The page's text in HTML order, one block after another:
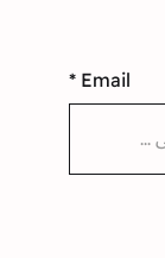
Email
*